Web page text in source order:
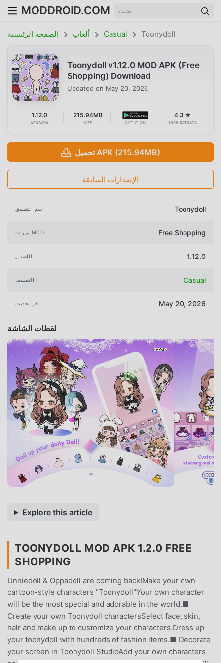
MODDROID.COM
الصفحة الرئيسية ألعاب Casual Toonydoll
Toonydoll v1.12.0 MOD APK (Free
Shopping) Download
Updated on May 20, 2026
1.12.0
VERSION
215.94MB
SIZE GET IT ON
4.3 ★
1698 RATINGS
تحميل APK (215.94MB)
الإصدارات السابقة
اسم التطبيق Toonydoll
ميزات MOD Free Shopping
الإصدار 1.12.0
التصنيف Casual
آخر تحديث May 20, 2026
لقطات الشاشة
Explore this article
TOONYDOLL MOD APK 1.2.0 FREE
SHOPPING
Unniedoll & Oppadoll are coming back!Make your own
cartoon-style characters "Toonydoll"Your own character
will be the most special and adorable in the world.■
Create your own Toonydoll charactersSelect face, skin,
hair and make up to customize your characters.Dress up
your toonydoll with hundreds of fashion items.■ Decorate
your screen in Toonydoll StudioAdd your own characters